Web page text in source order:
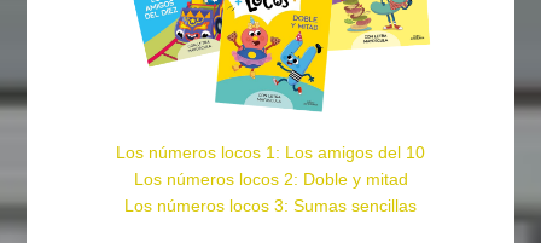
Los números locos 1: Los amigos del 10
Los números locos 2: Doble y mitad
Los números locos 3: Sumas sencillas